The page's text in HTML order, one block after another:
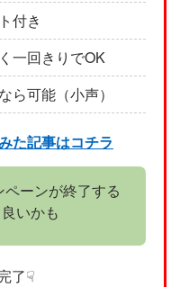
付き
一回きりでOK
ら可能（小声）
た記事はコチラ
ーンが終了する
いかも
了☟